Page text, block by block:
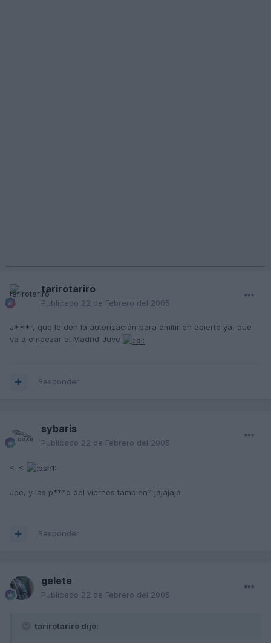
tarirotariro
Publicado 22 de Febrero del 2005
J***r, que le den la autorización para emitir en abierto ya, que
va a empezar el Madrid-Juve
Responder
sybaris
Publicado 22 de Febrero del 2005
<_<
Joe, y las p***o del viernes tambien? jajajaja
Responder
gelete
Publicado 22 de Febrero del 2005
tarirotariro dijo: